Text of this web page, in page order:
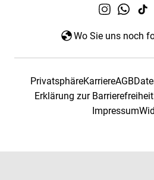
Wo Sie uns noch
PrivatsphäreKarriereAGB
Erklärung zur Barrierefreiheit
Impressum